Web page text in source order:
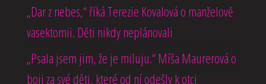
„Dar z nebes,“ říká Terezie Kovalová o manželově
vasektomii. Děti nikdy neplánovali
„Psala jsem jim, že je miluju.“ Míša Maurerová o
boji za své děti, které od ní odešly k otci